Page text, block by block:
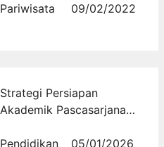
Keberangkatan
Pariwisata 09/02/2022
Strategi Persiapan
Akademik Pascasarjana
Tryout.id
Pendidikan 05/01/2026